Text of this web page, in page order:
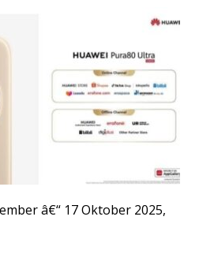
â€“ 17 Oktober 2025,